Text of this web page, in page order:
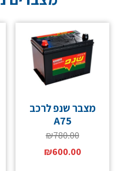
מצבר שנפ לרכב
A75
₪780.00
₪600.00